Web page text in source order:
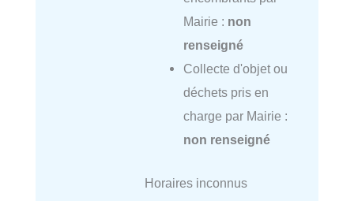
Mairie : non
renseigné
Collecte d'objet ou
déchets pris en
charge par Mairie :
non renseigné
Horaires inconnus